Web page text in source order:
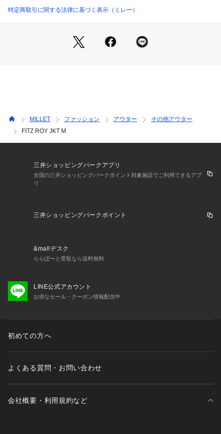
特定商取引に関する法律に基づく表示（ミレー）
MILLET ファッション アウター
その他アウター
FITZ ROY JKT M
三井ショッピングパークアプリ
全国の三井ショッピングパークポイント対象施設でご利用できるアプ
リ
三井ショッピングパークポイント
&mallデスク
ららぽーと受取なら送料無料
LINE公式アカウント
お得なセール・クーポン情報配信中
初めての方へ
よくある質問・お問い合わせ
会社概要・利用規約など